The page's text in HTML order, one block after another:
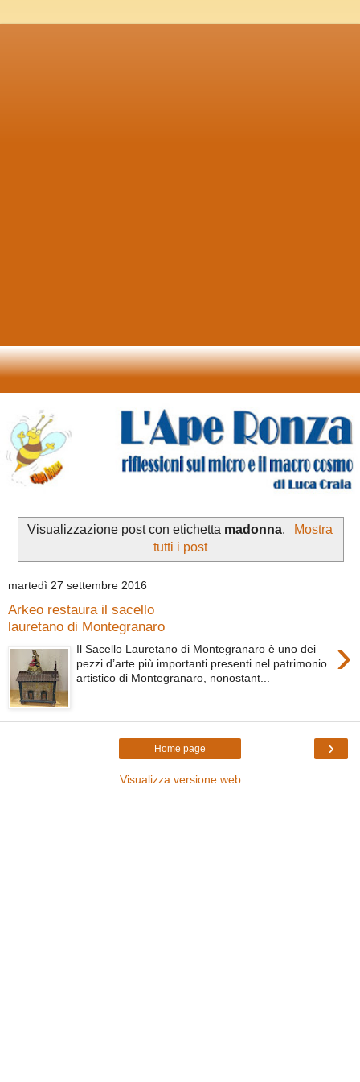
Visualizzazione post con etichetta madonna.
Mostra
tutti i post
martedì 27 settembre 2016
Arkeo restaura il sacello
lauretano di Montegranaro
›
Il Sacello Lauretano di Montegranaro è uno dei
pezzi d’arte più importanti presenti nel patrimonio
artistico di Montegranaro, nonostant...
›
Home page
Visualizza versione web